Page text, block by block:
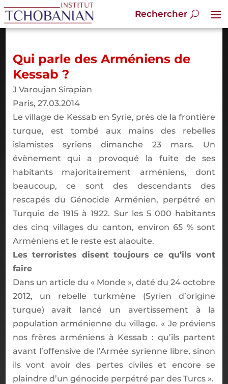
Qui parle des Arméniens de
Kessab ?
J Varoujan Sirapian
Paris, 27.03.2014
Le village de Kessab en Syrie, près de la frontière
turque, est tombé aux mains des rebelles
islamistes syriens dimanche 23 mars. Un
évènement qui a provoqué la fuite de ses
habitants majoritairement arméniens, dont
beaucoup, ce sont des descendants des
rescapés du Génocide Arménien, perpétré en
Turquie de 1915 à 1922. Sur les 5 000 habitants
des cinq villages du canton, environ 65 % sont
Arméniens et le reste est alaouite.
Les terroristes disent toujours ce qu’ils vont
faire
Dans un article du « Monde », daté du 24 octobre
2012, un rebelle turkmène (Syrien d’origine
turque) avait lancé un avertissement à la
population arménienne du village. « Je préviens
nos frères arméniens à Kessab : qu’ils partent
avant l’offensive de l’Armée syrienne libre, sinon
ils vont avoir des pertes civiles et encore se
plaindre d’un génocide perpétré par des Turcs ».